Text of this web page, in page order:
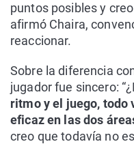
puntos posibles y
afirmó Chaira,
reaccionar.
Sobre la diferencia
jugador fue sincero:
ritmo y el juego, todo
eficaz en las dos
creo que todavía no